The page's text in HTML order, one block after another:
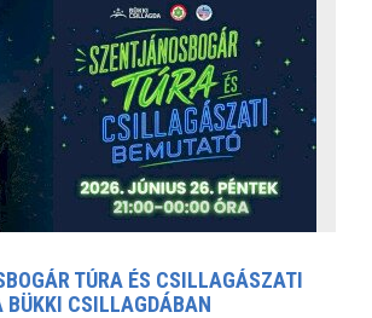
TÚRA ÉS CSILLAGÁSZATI
BÜKKI CSILLAGDÁBAN